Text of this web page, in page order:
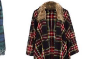
Hiver
2014-
2015